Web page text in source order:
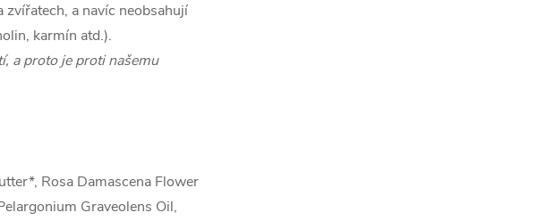
a navíc neobsahují
, karmín atd.).
a proto je proti našemu
Rosa Damascena Flower
Graveolens Oil,